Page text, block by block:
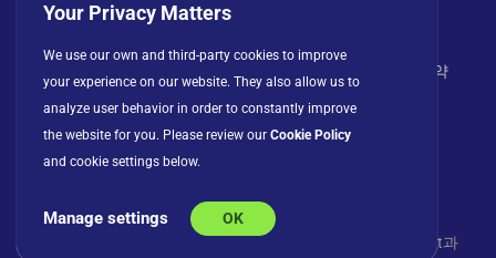
라이선스 계약
© Copyright 2026 INFRAGISTICS. 모든 권리 보유. Slingshot과
Your Privacy Matters
We use our own and third-party cookies to improve
your experience on our website. They also allow us to
analyze user behavior in order to constantly improve
the website for you. Please review our Cookie Policy
and cookie settings below.
Manage settings OK